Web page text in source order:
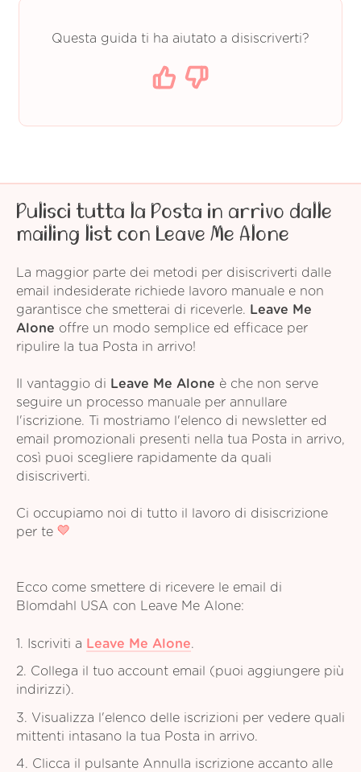
Questa guida ti ha aiutato a disiscriverti?
Pulisci tutta la Posta in arrivo dalle
mailing list con Leave Me Alone
La maggior parte dei metodi per disiscriverti dalle
email indesiderate richiede lavoro manuale e non
garantisce che smetterai di riceverle.
Leave Me
Alone offre un modo semplice ed efficace per
ripulire la tua Posta in arrivo!
Il vantaggio di Leave Me Alone è che non serve
seguire un processo manuale per annullare
l'iscrizione. Ti mostriamo l'elenco di newsletter ed
email promozionali presenti nella tua Posta in arrivo,
così puoi scegliere rapidamente da quali
disiscriverti.
Ci occupiamo noi di tutto il lavoro di disiscrizione
per te
Ecco come smettere di ricevere le email di
Blomdahl USA con Leave Me Alone:
1. Iscriviti a Leave Me Alone.
2. Collega il tuo account email (puoi aggiungere più
indirizzi).
3. Visualizza l'elenco delle iscrizioni per vedere quali
mittenti intasano la tua Posta in arrivo.
4. Clicca il pulsante Annulla iscrizione accanto alle